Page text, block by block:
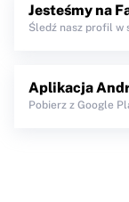
Jesteśmy na
Śledź nasz profil w
Aplikacja
Pobierz z Google